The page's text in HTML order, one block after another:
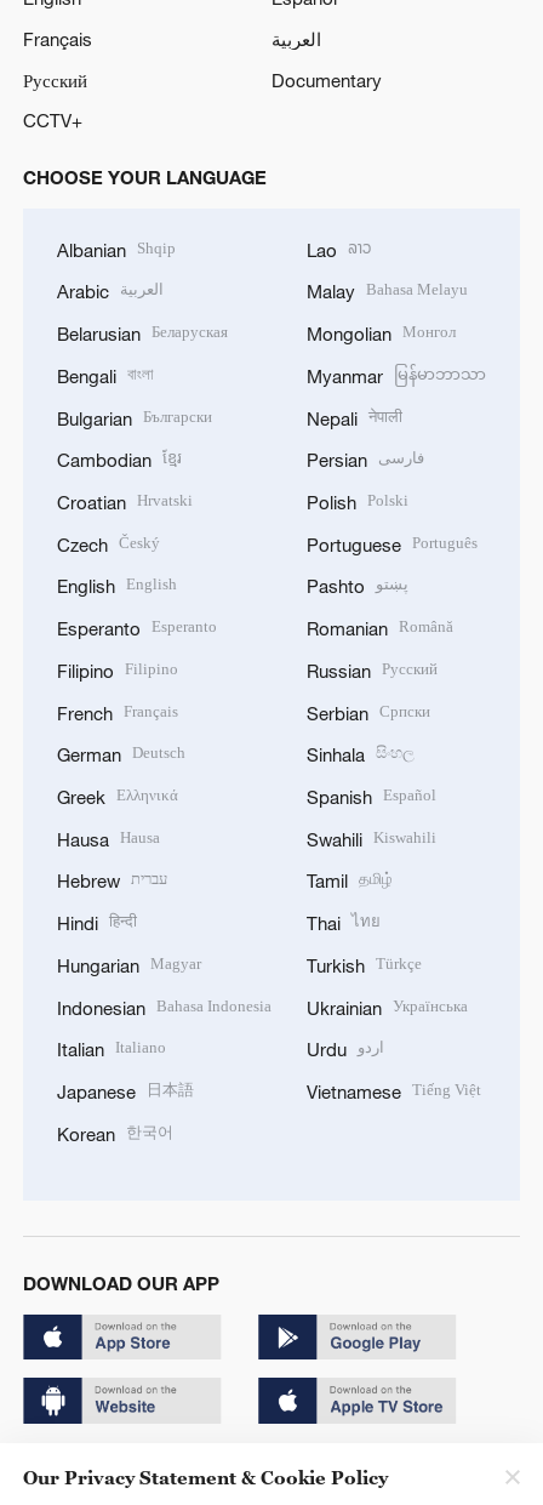
Français
العربية
Русский
Documentary
CCTV+
CHOOSE YOUR LANGUAGE
Albanian Shqip
Arabic العربية
Belarusian Беларуская
Bengali বাংলা
Bulgarian Български
Cambodian ខ្មែរ
Croatian Hrvatski
Czech Český
English English
Esperanto Esperanto
Filipino Filipino
French Français
German Deutsch
Greek Ελληνικά
Hausa Hausa
Hebrew עברית
Hindi हिन्दी
Hungarian Magyar
Indonesian Bahasa Indonesia
Italian Italiano
Japanese 日本語
Korean 한국어
Lao ລາວ
Malay Bahasa Melayu
Mongolian Монгол
Myanmar မြန်မာဘာသာ
Nepali नेपाली
Persian فارسی
Polish Polski
Portuguese Português
Pashto پښتو
Romanian Română
Russian Русский
Serbian Српски
Sinhala සිංහල
Spanish Español
Swahili Kiswahili
Tamil தமிழ்
Thai ไทย
Turkish Türkçe
Ukrainian Українська
Urdu اردو
Vietnamese Tiếng Việt
DOWNLOAD OUR APP
Our Privacy Statement & Cookie Policy